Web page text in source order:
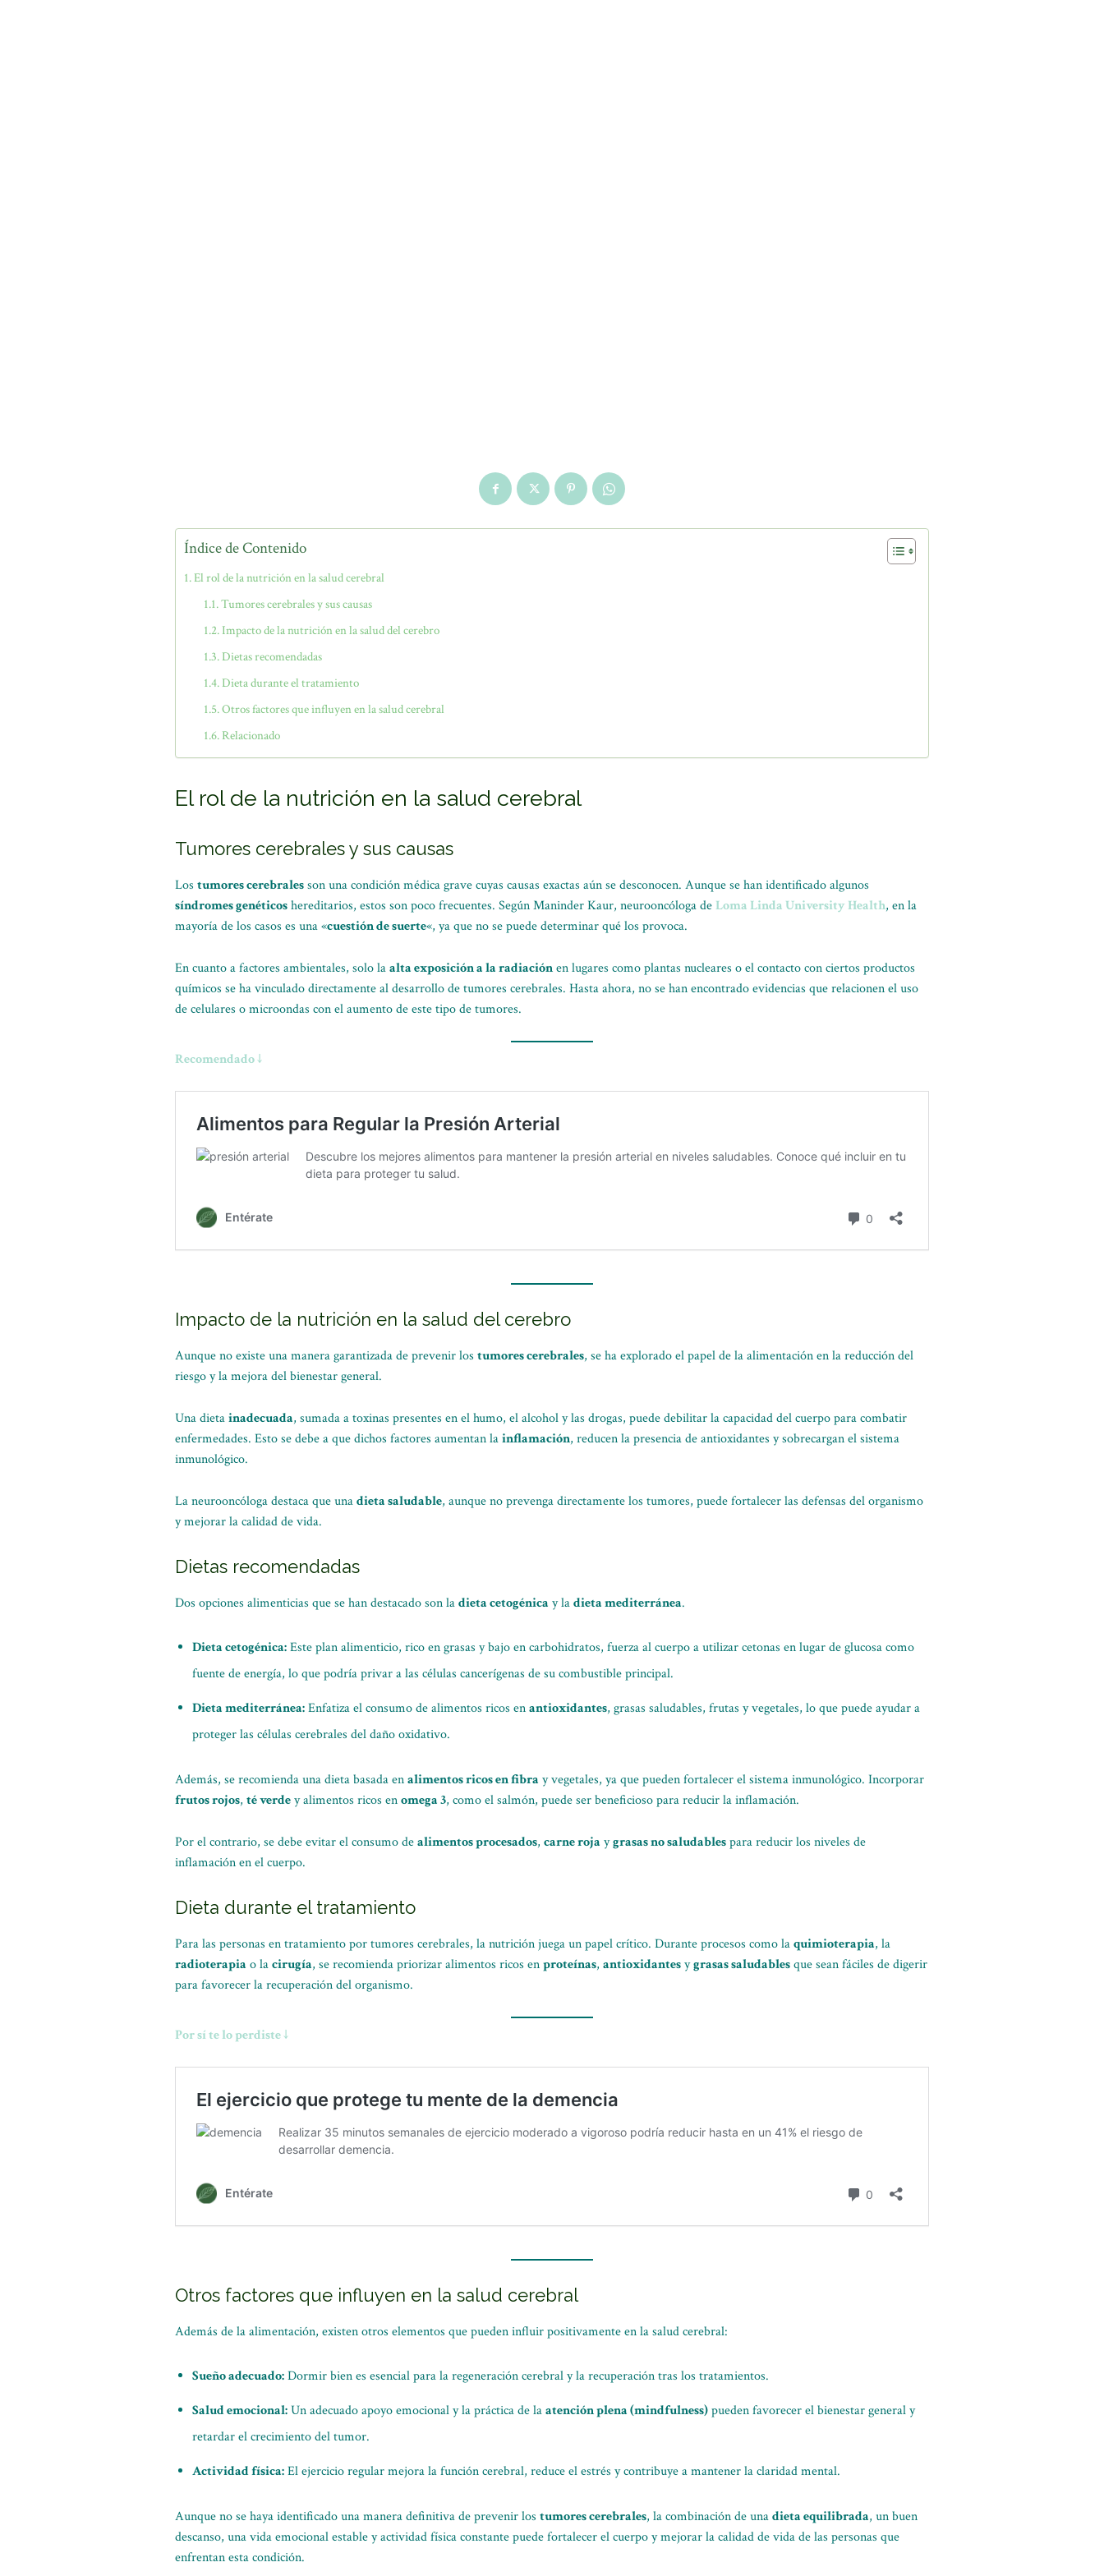
Índice de Contenido
El rol de la nutrición en la salud cerebral
Tumores cerebrales y sus causas
Impacto de la nutrición en la salud del cerebro
Dietas recomendadas
Dieta durante el tratamiento
Otros factores que influyen en la salud cerebral
Relacionado
El rol de la nutrición en la salud cerebral
Tumores cerebrales y sus causas
Los tumores cerebralesson una condición médica grave cuyas causas exactas aún se desconocen. Aunque se han identificado algunos
síndromes genéticoshereditarios, estos son poco frecuentes. Según Maninder Kaur, neurooncóloga deLoma Linda University Health, en la
mayoría de los casos es una «cuestión de suerte«, ya que no se puede determinar qué los provoca.
En cuanto a factores ambientales, solo laalta exposición a la radiaciónen lugares como plantas nucleares o el contacto con ciertos productos
químicos se ha vinculado directamente al desarrollo de tumores cerebrales. Hasta ahora, no se han encontrado evidencias que relacionen el uso
de celulares o microondas con el aumento de este tipo de tumores.
Recomendado ↓
Impacto de la nutrición en la salud del cerebro
Aunque no existe una manera garantizada de prevenir los tumores cerebrales, se ha explorado el papel de la alimentación en la reducción del
riesgo y la mejora del bienestar general.
Una dietainadecuada, sumada a toxinas presentes en el humo, el alcohol y las drogas, puede debilitar la capacidad del cuerpo para combatir
enfermedades. Esto se debe a que dichos factores aumentan lainflamación, reducen la presencia de antioxidantes y sobrecargan el sistema
inmunológico.
La neurooncóloga destaca que unadieta saludable, aunque no prevenga directamente los tumores, puede fortalecer las defensas del organismo
y mejorar la calidad de vida.
Dietas recomendadas
Dos opciones alimenticias que se han destacado son ladieta cetogénica y ladieta mediterránea.
Dieta cetogénica:Este plan alimenticio, rico en grasas y bajo en carbohidratos, fuerza al cuerpo a utilizar cetonas en lugar de glucosa como
fuente de energía, lo que podría privar a las células cancerígenas de su combustible principal.
Dieta mediterránea:Enfatiza el consumo de alimentos ricos enantioxidantes, grasas saludables, frutas y vegetales, lo que puede ayudar a
proteger las células cerebrales del daño oxidativo.
Además, se recomienda una dieta basada enalimentos ricos en fibra y vegetales, ya que pueden fortalecer el sistema inmunológico. Incorporar
frutos rojos, té verdey alimentos ricos enomega 3, como el salmón, puede ser beneficioso para reducir la inflamación.
Por el contrario, se debe evitar el consumo dealimentos procesados, carne roja ygrasas no saludablespara reducir los niveles de
inflamación en el cuerpo.
Dieta durante el tratamiento
Para las personas en tratamiento por tumores cerebrales, la nutrición juega un papel crítico. Durante procesos como laquimioterapia, la
radioterapia o lacirugía, se recomienda priorizar alimentos ricos enproteínas, antioxidantesygrasas saludablesque sean fáciles de digerir
para favorecer la recuperación del organismo.
Por sí te lo perdiste ↓
Otros factores que influyen en la salud cerebral
Además de la alimentación, existen otros elementos que pueden influir positivamente en la salud cerebral:
Sueño adecuado:Dormir bien es esencial para la regeneración cerebral y la recuperación tras los tratamientos.
Salud emocional:Un adecuado apoyo emocional y la práctica de laatención plena (mindfulness)pueden favorecer el bienestar general y
retardar el crecimiento del tumor.
Actividad física:El ejercicio regular mejora la función cerebral, reduce el estrés y contribuye a mantener la claridad mental.
Aunque no se haya identificado una manera definitiva de prevenir los tumores cerebrales, la combinación de unadieta equilibrada, un buen
descanso, una vida emocional estable y actividad física constante puede fortalecer el cuerpo y mejorar la calidad de vida de las personas que
enfrentan esta condición.